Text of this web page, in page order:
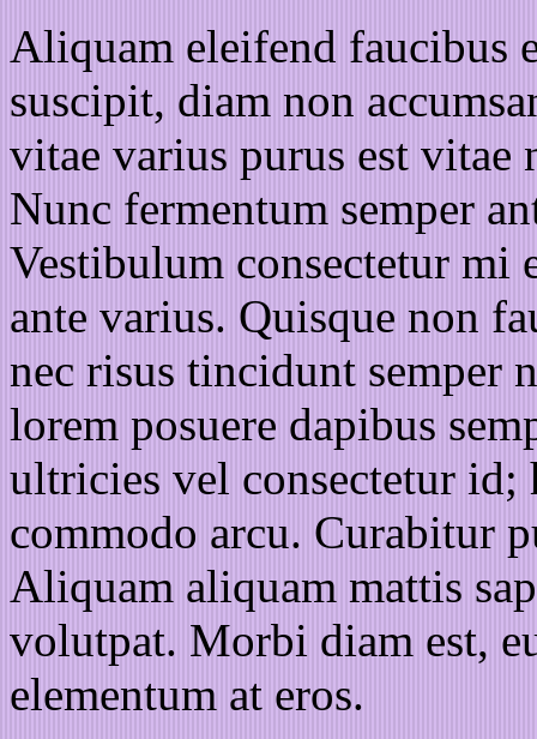
Aliquam eleifend faucibus
suscipit, diam non
vitae varius purus est vitae
Nunc fermentum semper
Vestibulum consectetur mi
ante varius. Quisque non
nec risus tincidunt semper
lorem posuere dapibus
ultricies vel consectetur
commodo arcu. Curabitur
Aliquam aliquam mattis
volutpat. Morbi diam est,
elementum at eros.